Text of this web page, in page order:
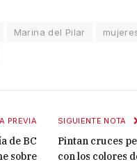
Marina del Pilar
PREVIA
de BC
sobre
SIGUIENTE NOTA
Pintan cruces
con los colores